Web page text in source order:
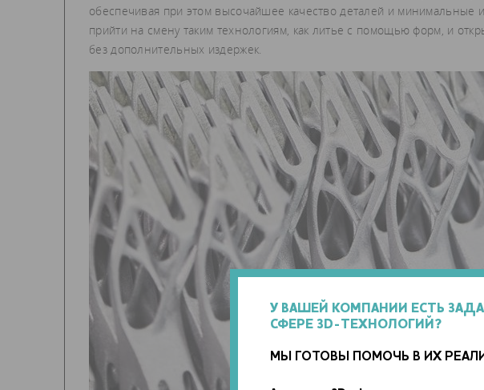
У ВАШЕЙ КОМПАНИИ ЕСТЬ
СФЕРЕ 3D-ТЕХНОЛОГИЙ?
МЫ ГОТОВЫ ПОМОЧЬ В ИХ
обеспечивая при этом высочайшее качество деталей и минимальные
прийти на смену таким технологиям, как литье с помощью форм, и
без дополнительных издержек.